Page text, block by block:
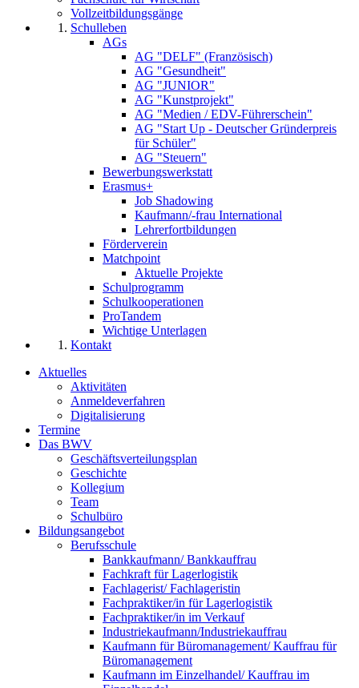
Vollzeitbildungsgänge
Schulleben
AGs
AG "DELF" (Französisch)
AG "Gesundheit"
AG "JUNIOR"
AG "Kunstprojekt"
AG "Medien / EDV-Führerschein"
AG "Start Up - Deutscher Gründerpreis
für Schüler"
AG "Steuern"
Bewerbungswerkstatt
Erasmus+
Job Shadowing
Kaufmann/-frau International
Lehrerfortbildungen
Förderverein
Matchpoint
Aktuelle Projekte
Schulprogramm
Schulkooperationen
ProTandem
Wichtige Unterlagen
Kontakt
Aktuelles
Aktivitäten
Anmeldeverfahren
Digitalisierung
Termine
Das BWV
Geschäftsverteilungsplan
Geschichte
Kollegium
Team
Schulbüro
Bildungsangebot
Berufsschule
Bankkaufmann/ Bankkauffrau
Fachkraft für Lagerlogistik
Fachlagerist/ Fachlageristin
Fachpraktiker/in für Lagerlogistik
Fachpraktiker/in im Verkauf
Industriekaufmann/Industriekauffrau
Kaufmann für Büromanagement/ Kauffrau für
Büromanagement
Kaufmann im Einzelhandel/ Kauffrau im